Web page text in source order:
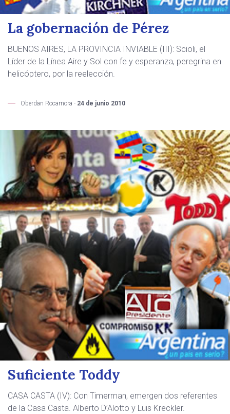
La gobernación de Pérez
BUENOS AIRES, LA PROVINCIA INVIABLE (III): Scioli, el
Líder de la Línea Aire y Sol con fe y esperanza, peregrina en
helicóptero, por la reelección.
Oberdan Rocamora - 24 de junio 2010
Suficiente Toddy
CASA CASTA (IV): Con Timerman, emergen dos referentes
de la Casa Casta. Alberto D’Alotto y Luis Kreckler.